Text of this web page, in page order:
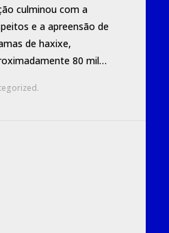
culminou com a
e a apreensão de
de haxixe,
80 mil…
.